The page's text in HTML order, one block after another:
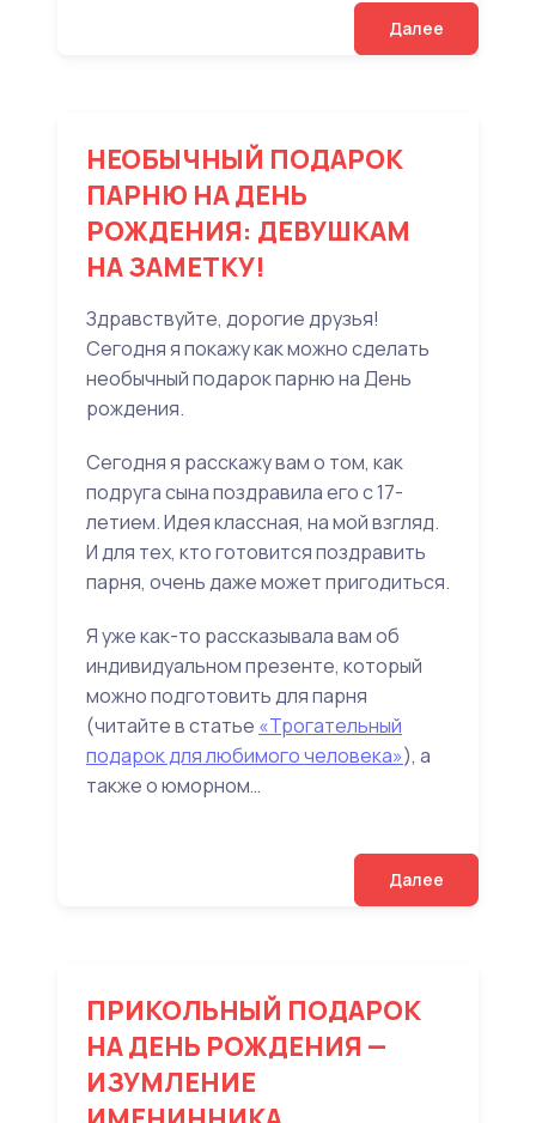
Далее
НЕОБЫЧНЫЙ ПОДАРОК
ПАРНЮ НА ДЕНЬ
РОЖДЕНИЯ: ДЕВУШКАМ
НА ЗАМЕТКУ!
Здравствуйте, дорогие друзья!
Сегодня я покажу как можно сделать
необычный подарок парню на День
рождения.
Сегодня я расскажу вам о том, как
подруга сына поздравила его с 17-
летием. Идея классная, на мой взгляд.
И для тех, кто готовится поздравить
парня, очень даже может пригодиться.
Я уже как-то рассказывала вам об
индивидуальном презенте, который
можно подготовить для парня
(читайте в статье «Трогательный
подарок для любимого человека»), а
также о юморном…
Далее
ПРИКОЛЬНЫЙ ПОДАРОК
НА ДЕНЬ РОЖДЕНИЯ —
ИЗУМЛЕНИЕ